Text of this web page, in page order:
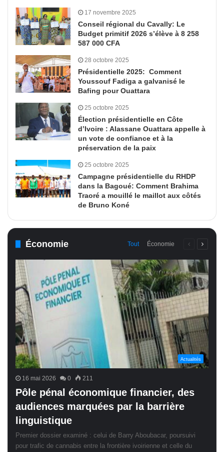
17 novembre 2025
Conseil régional du Cavally: Le
Budget primitif 2026 s’élève à 8 258
587 000 CFA
28 octobre 2025
Présidentielle 2025: Comment
Youssouf Fadiga a galvanisé le
Bafing pour Ouattara
25 octobre 2025
Élection présidentielle en Côte
d’Ivoire : Alassane Ouattara appelle à
un vote de confiance et à la
préservation de la paix
25 octobre 2025
Campagne présidentielle du RHDP
dans la Bagoué: Comment Brahima
Traoré a mouillé le maillot aux côtés
de Bruno Koné
Économie Tout Économie
PagePage
Actualités
16 mai 2026 0 211
Pôle pénal économique financier, des
audiences marquées par la barrière
linguistique
Premier dossier examiné : celui de Barry Aboubacar, poursuivi
pour trafic de cannabis entre la frontière ivoirienne et celle du